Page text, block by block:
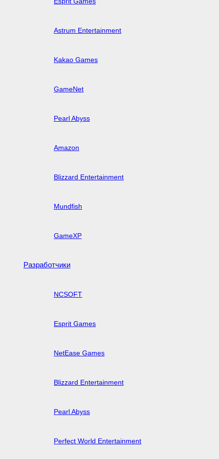
Astrum Entertainment
Kakao Games
GameNet
Pearl Abyss
Amazon
Blizzard Entertainment
Mundfish
GameXP
Разработчики
NCSOFT
Esprit Games
NetEase Games
Blizzard Entertainment
Pearl Abyss
Perfect World Entertainment